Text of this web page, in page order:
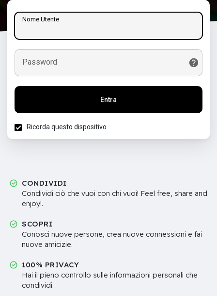
Nome Utente
Password
Entra
Ricorda questo dispositivo
CONDIVIDI
Condividi ciò che vuoi con chi vuoi! Feel free, share and
enjoy!.
SCOPRI
Conosci nuove persone, crea nuove connessioni e fai
nuove amicizie.
100% PRIVACY
Hai il pieno controllo sulle informazioni personali che
condividi.